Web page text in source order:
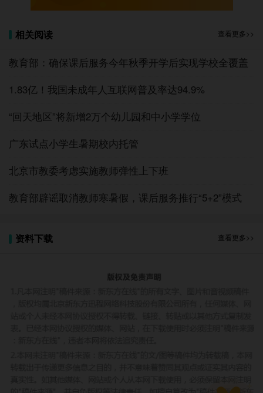
化趋势更为明显。2020年，我国未成年网民达到1.83
亿人，互联网普及率为94.9%，比2019年提升1.8个百
分点，高于全国互联网普及率（70.4%）。超过三分
年龄越来越小。
网络应用上存在差异。城乡未成年人互联网普及率差
异连续两年下降，由2018年的5.4个百分点下降至
分点。网络应用方面，城镇未成年网民使用搜索引
网设备，新型智能终端普及迅速。手机是未成年网民
相关阅读 查看更多>>
教育部：确保课后服务今年秋季开学后实现学校全覆盖
1.83亿！我国未成年人互联网普及率达94.9%
“回天地区”将新增2万个幼儿园和中小学学位
广东试点小学生暑期校内托管
北京市教委考虑实施教师弹性上下班
教育部辟谣取消教师寒暑假，课后服务推行“5+2”模式
资料下载 查看更多>>